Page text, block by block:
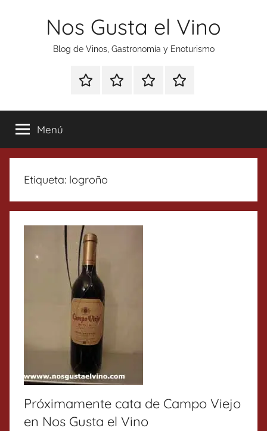
Nos Gusta el Vino
Blog de Vinos, Gastronomía y Enoturismo
Especial
Tonics
Enoturismo
Gastronomía
RankingContacto
Menú
Etiqueta: logroño
Próximamente cata de Campo Viejo
en Nos Gusta el Vino